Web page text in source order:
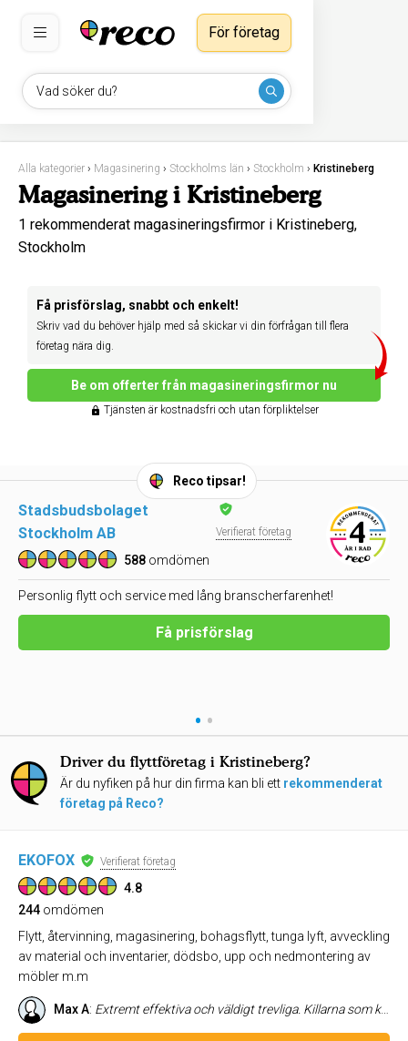
Vad söker du?
För företag
Alla kategorier › Magasinering › Stockholms län › Stockholm › Kristineberg
Magasinering i Kristineberg
1 rekommenderat magasineringsfirmor i Kristineberg,
Stockholm
Få prisförslag, snabbt och enkelt!
Skriv vad du behöver hjälp med så skickar vi din förfrågan till flera
företag nära dig.
Be om offerter från magasineringsfirmor nu
Tjänsten är kostnadsfri och utan förpliktelser
Reco tipsar!
Stadsbudsbolaget
Stockholm AB
Verifierat företag
588 omdömen
Personlig flytt och service med lång branscherfarenhet!
Få prisförslag
• •
Driver du flyttföretag i Kristineberg?
Är du nyfiken på hur din firma kan bli ett rekommenderat
företag på Reco?
EKOFOX Verifierat företag
4.8
244 omdömen
Flytt, återvinning, magasinering, bohagsflytt, tunga lyft, avveckling
av material och inventarier, dödsbo, upp och nedmontering av
möbler m.m
Max A: Extremt effektiva och väldigt trevliga. Killarna som kom hade stenkoll på vart allt skulle vara och var sjukt proffesionella. De sprang upp för tre trappor utan hiss utan några problem. När vi stötte på utmaningar så var de lösnings orienterade och gjorde allt för att vi skulle bli nöjda. Jag blir alltid skeptiskt när ett företag har så bra omdömen, men i detta fall var det helt rättfärdigat. Rekommenderar STARKT EkoFox! Juste, städarna var grymma också!